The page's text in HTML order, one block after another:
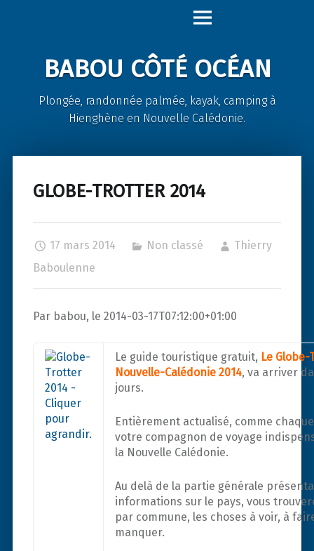
navigation
BABOU CÔTÉ OCÉAN
Plongée, randonnée palmée, kayak, camping à
Hienghène en Nouvelle Calédonie.
GLOBE-TROTTER 2014
17 mars 2014 Non classé
Thierry
Baboulenne
Par babou, le 2014-03-17T07:12:00+01:00
Le guide touristique gratuit, Le
Nouvelle-Calédonie 2014, va arriver
jours.
Entièrement actualisé, comme
votre compagnon de voyage
la Nouvelle Calédonie.
Au delà de la partie générale
informations sur le pays, vous
par commune, les choses à voir, à
manquer.